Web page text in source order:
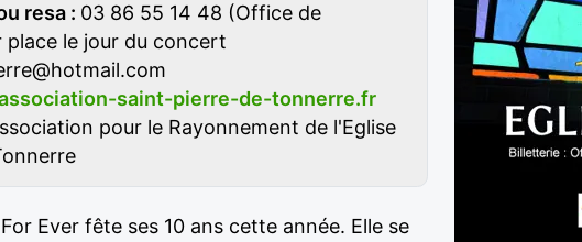
resa : 03 86 55 14 48 (Office de
place le jour du concert
saint-pierre-de-tonnerre.fr
pour le Rayonnement de l'Eglise
Ever fête ses 10 ans cette année. Elle se